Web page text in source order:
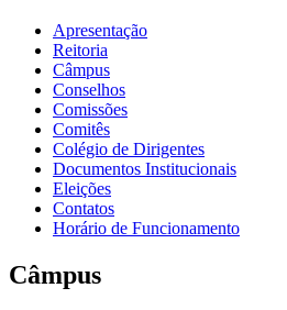
Apresentação
Reitoria
Câmpus
Conselhos
Comissões
Comitês
Colégio de Dirigentes
Documentos Institucionais
Eleições
Contatos
Horário de Funcionamento
Câmpus